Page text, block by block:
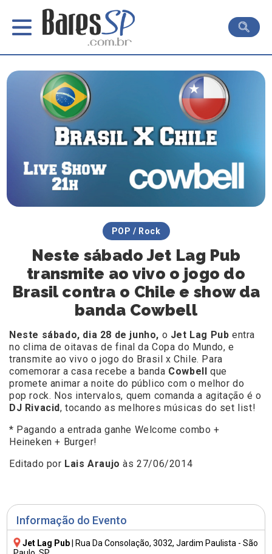
Informação do Evento
Jet Lag Pub Rua Da Consolação, 3032, Jardim Paulista - São
POP / Rock
Neste sábado Jet Lag Pub
transmite ao vivo o jogo do
Brasil contra o Chile e show da
banda Cowbell
Neste sábado, dia 28 de junho, o Jet Lag Pubentra
no clima de oitavas de final da Copa do Mundo, e
transmite ao vivo o jogo do Brasil x Chile. Para
comemorar a casa recebe a banda Cowbellque
promete animar a noite do público com o melhor do
pop rock. Nos intervalos, quem comanda a agitação é o
DJ Rivacid, tocando as melhores músicas do set list!
* Pagando a entrada ganhe Welcome combo +
Heineken + Burger!
Editado por Lais Araujo às 27/06/2014